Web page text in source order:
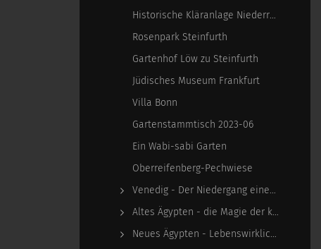
Historische Kläranlage Niederrad
Rosenpark Steinfurth
Gartenhof Löw zu Steinfurth
Jüdisches Museum Frankfurt
Villa Bonn
Gartenstammtisch 2023-06
Ein Wabi-sabi Garten
Oberreifenberg-Pechwiese
Venedig - Der Niedergang einer epochalen Macht
Altes Ägypten - die Magie der kosmischen…
Neues Ägypten - Lebenswirklichkeit zwischen…